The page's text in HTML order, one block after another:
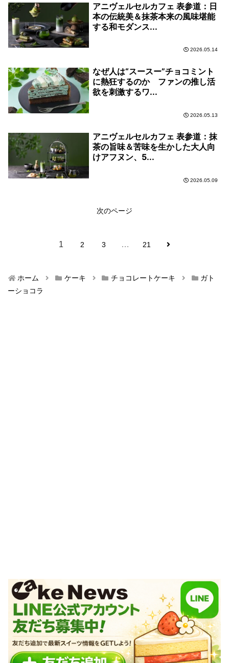
アニヴェルセルカフェ 表参道：日
本の伝統美＆抹茶本来の風味堪能
する和モダンス...
2026.05.14
なぜ人は“スースー”チョコミント
に熱狂するのか ファンの推し活
欲を刺激するワ...
2026.05.13
アニヴェルセルカフェ 表参道：抹
茶の旨味＆苦味を生かした大人向
けアフヌン、5...
2026.05.09
次のページ
1 2 3 … 21
ホーム ケーキ チョコレートケーキ
ガト
ーショコラ